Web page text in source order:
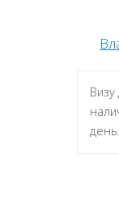
день.